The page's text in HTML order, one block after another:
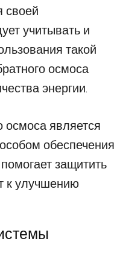
своей
учитывать и
такой
осмоса
энергии.
осмоса является
обеспечения
защитить
к улучшению